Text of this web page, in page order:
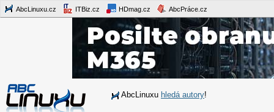
AbcLinuxu.cz ITBiz.cz HDmag.cz AbcPráce.cz
AbcLinuxu hledá autory!